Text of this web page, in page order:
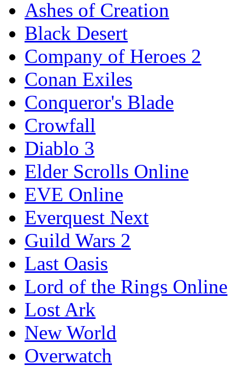
Ashes of Creation
Black Desert
Company of Heroes 2
Conan Exiles
Conqueror's Blade
Crowfall
Diablo 3
Elder Scrolls Online
EVE Online
Everquest Next
Guild Wars 2
Last Oasis
Lord of the Rings Online
Lost Ark
New World
Overwatch